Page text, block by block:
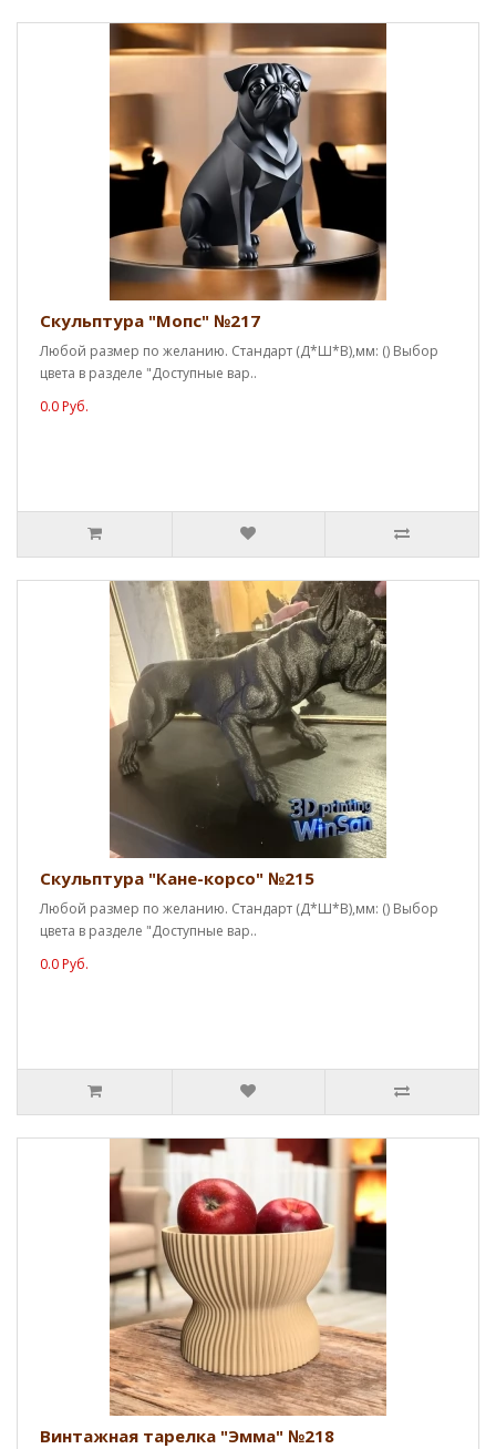
Скульптура "Мопс" №217
Любой размер по желанию. Стандарт (Д*Ш*В),мм: () Выбор
цвета в разделе "Доступные вар..
0.0 Руб.
Скульптура "Кане-корсо" №215
Любой размер по желанию. Стандарт (Д*Ш*В),мм: () Выбор
цвета в разделе "Доступные вар..
0.0 Руб.
Винтажная тарелка "Эмма" №218